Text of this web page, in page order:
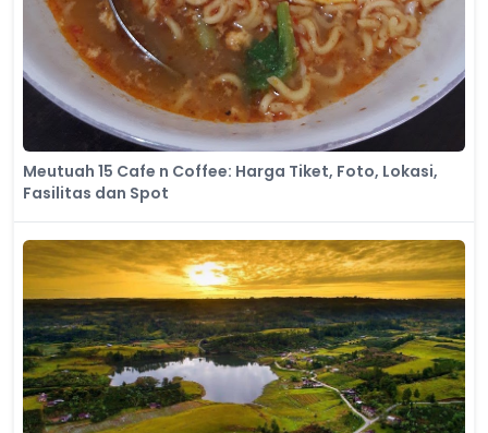
Meutuah 15 Cafe n Coffee: Harga Tiket, Foto, Lokasi,
Fasilitas dan Spot